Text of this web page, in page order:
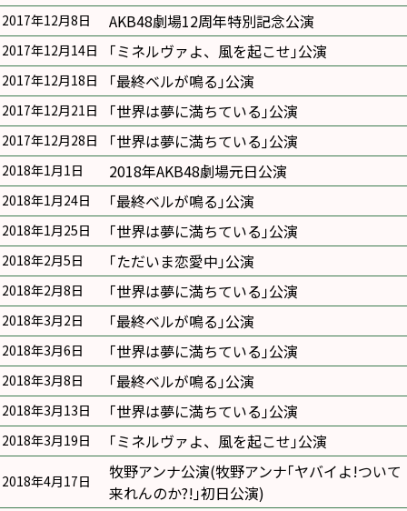
2017年12月8日 AKB48劇場12周年特別記念公演
2017年12月14日 ｢ミネルヴァよ、風を起こせ｣公演
2017年12月18日 ｢最終ベルが鳴る｣公演
2017年12月21日 ｢世界は夢に満ちている｣公演
2017年12月28日 ｢世界は夢に満ちている｣公演
2018年1月1日 2018年AKB48劇場元日公演
2018年1月24日 ｢最終ベルが鳴る｣公演
2018年1月25日 ｢世界は夢に満ちている｣公演
2018年2月5日 ｢ただいま恋愛中｣公演
2018年2月8日 ｢世界は夢に満ちている｣公演
2018年3月2日 ｢最終ベルが鳴る｣公演
2018年3月6日 ｢世界は夢に満ちている｣公演
2018年3月8日 ｢最終ベルが鳴る｣公演
2018年3月13日 ｢世界は夢に満ちている｣公演
2018年3月19日 ｢ミネルヴァよ、風を起こせ｣公演
2018年4月17日
牧野アンナ公演(牧野アンナ｢ヤバイよ!ついて
来れんのか?!｣初日公演)